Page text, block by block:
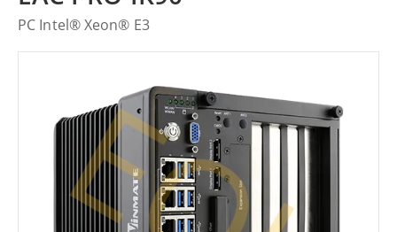
PC Intel® Xeon® E3